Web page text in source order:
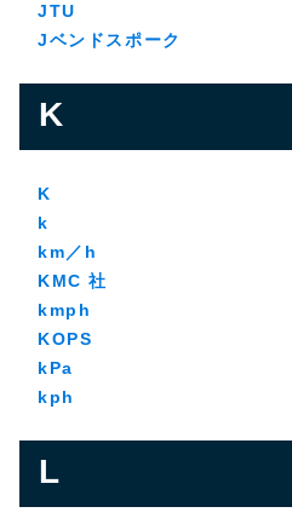
JTU
Jベンドスポーク
K
K
k
km／h
KMC 社
kmph
KOPS
kPa
kph
L